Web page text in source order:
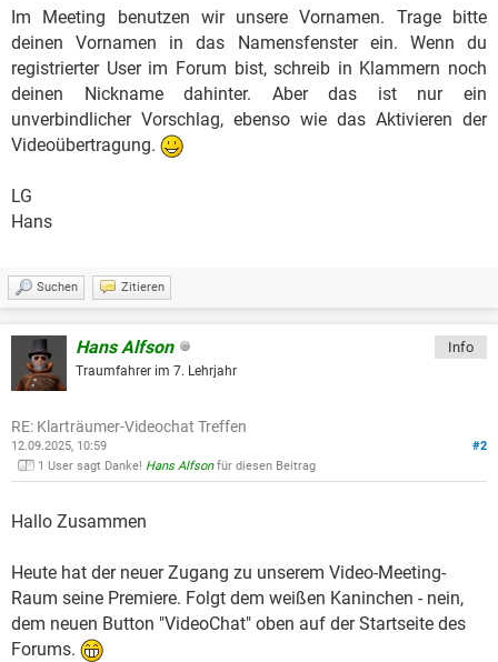
Im Meeting benutzen wir unsere Vornamen. Trage bitte
deinen Vornamen in das Namensfenster ein. Wenn du
registrierter User im Forum bist, schreib in Klammern noch
deinen Nickname dahinter. Aber das ist nur ein
unverbindlicher Vorschlag, ebenso wie das Aktivieren der
Videoübertragung.
LG
Hans
Suchen Zitieren
Hans Alfson
Traumfahrer im 7. Lehrjahr
Info
RE: Klarträumer-Videochat Treffen
#2
12.09.2025, 10:59
1 User sagt Danke! Hans Alfsonfür diesen Beitrag
Hallo Zusammen
Heute hat der neuer Zugang zu unserem Video-Meeting-
Raum seine Premiere. Folgt dem weißen Kaninchen - nein,
dem neuen Button "VideoChat" oben auf der Startseite des
Forums.